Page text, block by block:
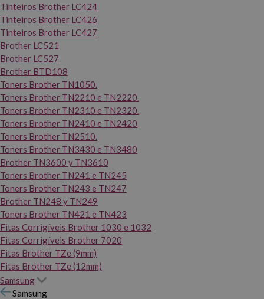
Tinteiros Brother LC424
Tinteiros Brother LC426
Tinteiros Brother LC427
Brother LC521
Brother LC527
Brother BTD108
Toners Brother TN1050.
Toners Brother TN2210 e TN2220.
Toners Brother TN2310 e TN2320.
Toners Brother TN2410 e TN2420
Toners Brother TN2510.
Toners Brother TN3430 e TN3480
Brother TN3600 y TN3610
Toners Brother TN241 e TN245
Toners Brother TN243 e TN247
Brother TN248 y TN249
Toners Brother TN421 e TN423
Fitas Corrigíveis Brother 1030 e 1032
Fitas Corrigíveis Brother 7020
Fitas Brother TZe (9mm)
Fitas Brother TZe (12mm)
Samsung
Samsung